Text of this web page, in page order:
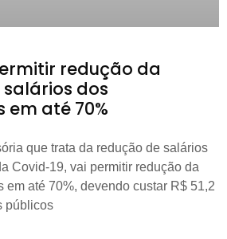
redução da
dos
até 70%
que trata da redução de salários
Covid-19, vai permitir redução da
em até 70%, devendo custar R$ 51,2
públicos